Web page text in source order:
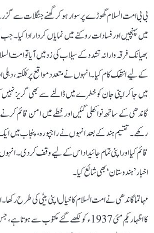
بی بی امت السلام گھوڑے پر سوار ہو کر گھنے جنگلات سے
میں پہنچیں اور فسادات روکنے میں نمایاں کردار ادا کیا۔
بھیانک فرقہ وارانہ تشدد کے سیلاب کی زد میں آیا تو امت
کے لیے انتھک کام کیا۔ انہوں نے متعدد مواقع پر کلکتہ،
میں جا کر اپنی جان کو خطرے میں ڈالنے سے بھی گریز نہیں
رکھے۔ تقسیم ہند کے بعد انہوں نے راجپورہ، پنجاب میں
قائم کیا اور اپنی تمام جائیداد اس کے لیے وقف کر دی۔
اخبار ’ہندوستان‘ بھی شائع کیا۔
مہاتما گاندھی نے امت السلام کا خیال اپنی بیٹی کی طرح
کا اظہار یکم مئی 1937ء کو لکھے گئے مکتوب سے